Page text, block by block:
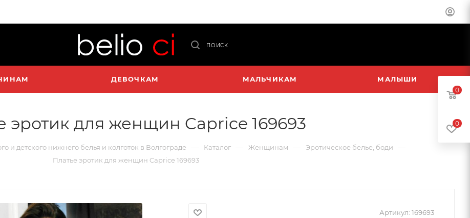
ПОИСК
ДЕВОЧКАМ МАЛЬЧИКАМ МАЛЫШИ
эротик для женщин Caprice 169693
и детского нижнего белья и колготок в Волгограде — Каталог — Женщинам — Эротическое белье, боди —
Платье эротик для женщин Caprice 169693
Артикул: 169693
0
0